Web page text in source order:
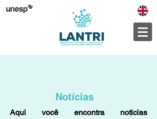
Notícias
Aqui você encontra noticias